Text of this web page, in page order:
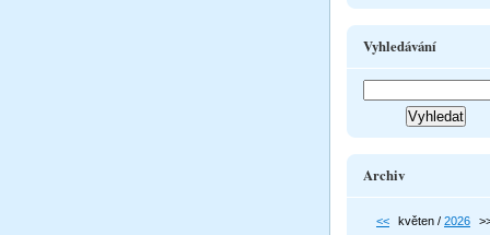
Vyhledávání
Archiv
<< květen / 2026